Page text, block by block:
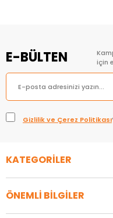
E-BÜLTEN
için
Gizlilik ve Çerez Politikası
KATEGORİLER
ÖNEMLİ BİLGİLER